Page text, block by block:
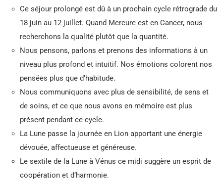
Ce séjour prolongé est dû à un prochain cycle rétrograde du
18 juin au 12 juillet. Quand Mercure est en Cancer, nous
recherchons la qualité plutôt que la quantité.
Nous pensons, parlons et prenons des informations à un
niveau plus profond et intuitif. Nos émotions colorent nos
pensées plus que d’habitude.
Nous communiquons avec plus de sensibilité, de sens et
de soins, et ce que nous avons en mémoire est plus
présent pendant ce cycle.
La Lune passe la journée en Lion apportant une énergie
dévouée, affectueuse et généreuse.
Le sextile de la Lune à Vénus ce midi suggère un esprit de
coopération et d’harmonie.